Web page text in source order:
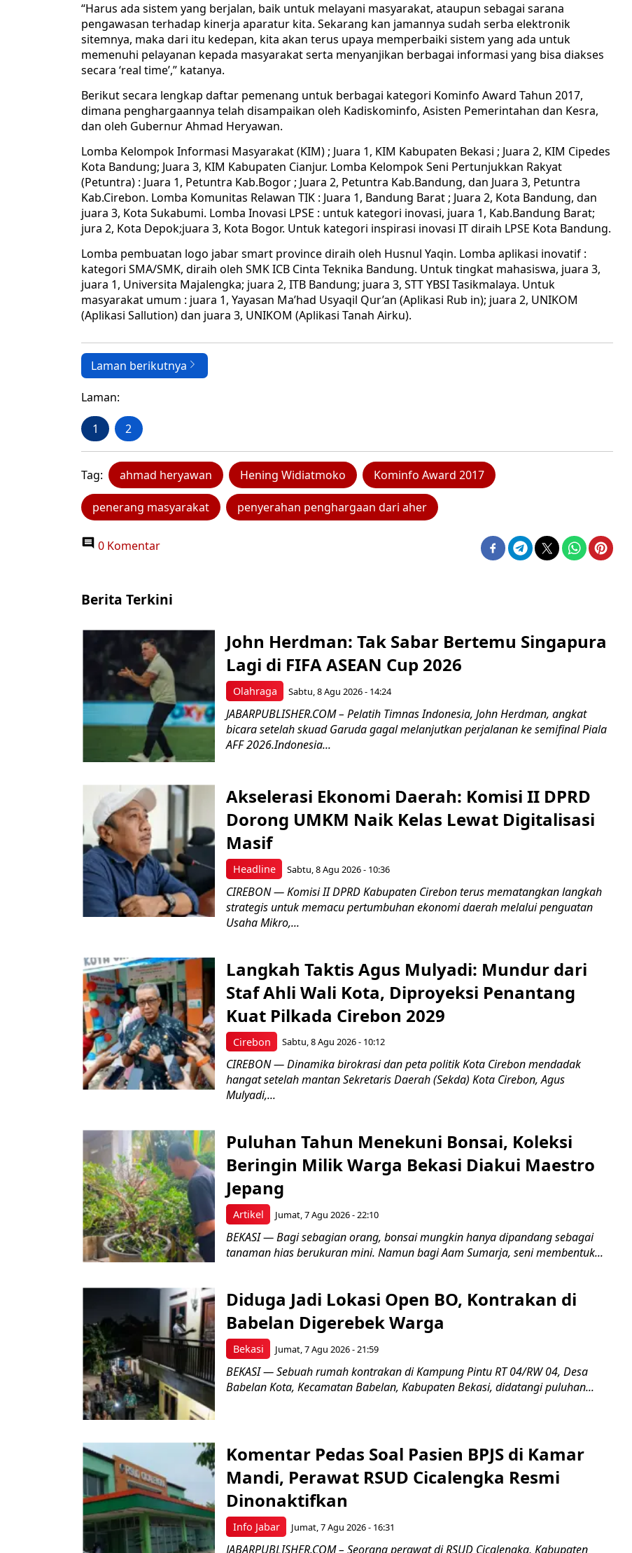
“Harus ada sistem yang berjalan, baik untuk melayani masyarakat, ataupun sebagai sarana
pengawasan terhadap kinerja aparatur kita. Sekarang kan jamannya sudah serba elektronik
sitemnya, maka dari itu kedepan, kita akan terus upaya memperbaiki sistem yang ada untuk
memenuhi pelayanan kepada masyarakat serta menyanjikan berbagai informasi yang bisa diakses
secara ‘real time’,” katanya.
Berikut secara lengkap daftar pemenang untuk berbagai kategori Kominfo Award Tahun 2017,
dimana penghargaannya telah disampaikan oleh Kadiskominfo, Asisten Pemerintahan dan Kesra,
dan oleh Gubernur Ahmad Heryawan.
Lomba Kelompok Informasi Masyarakat (KIM) ; Juara 1, KIM Kabupaten Bekasi ; Juara 2, KIM Cipedes
Kota Bandung; Juara 3, KIM Kabupaten Cianjur. Lomba Kelompok Seni Pertunjukkan Rakyat
(Petuntra) : Juara 1, Petuntra Kab.Bogor ; Juara 2, Petuntra Kab.Bandung, dan Juara 3, Petuntra
Kab.Cirebon. Lomba Komunitas Relawan TIK : Juara 1, Bandung Barat ; Juara 2, Kota Bandung, dan
juara 3, Kota Sukabumi. Lomba Inovasi LPSE : untuk kategori inovasi, juara 1, Kab.Bandung Barat;
jura 2, Kota Depok;juara 3, Kota Bogor. Untuk kategori inspirasi inovasi IT diraih LPSE Kota Bandung.
Lomba pembuatan logo jabar smart province diraih oleh Husnul Yaqin. Lomba aplikasi inovatif :
kategori SMA/SMK, diraih oleh SMK ICB Cinta Teknika Bandung. Untuk tingkat mahasiswa, juara 3,
juara 1, Universita Majalengka; juara 2, ITB Bandung; juara 3, STT YBSI Tasikmalaya. Untuk
masyarakat umum : juara 1, Yayasan Ma’had Usyaqil Qur’an (Aplikasi Rub in); juara 2, UNIKOM
(Aplikasi Sallution) dan juara 3, UNIKOM (Aplikasi Tanah Airku).
Laman berikutnya
Laman:
1 2
Tag: ahmad heryawan Hening Widiatmoko Kominfo Award 2017
penerang masyarakat penyerahan penghargaan dari aher
0 Komentar
Berita Terkini
Olahraga
John Herdman: Tak Sabar Bertemu Singapura
Lagi di FIFA ASEAN Cup 2026
Sabtu, 8 Agu 2026 - 14:24
JABARPUBLISHER.COM – Pelatih Timnas Indonesia, John Herdman, angkat
bicara setelah skuad Garuda gagal melanjutkan perjalanan ke semifinal Piala
AFF 2026.Indonesia...
Headline
Akselerasi Ekonomi Daerah: Komisi II DPRD
Dorong UMKM Naik Kelas Lewat Digitalisasi
Masif
Sabtu, 8 Agu 2026 - 10:36
CIREBON — Komisi II DPRD Kabupaten Cirebon terus mematangkan langkah
strategis untuk memacu pertumbuhan ekonomi daerah melalui penguatan
Usaha Mikro,...
Cirebon
Langkah Taktis Agus Mulyadi: Mundur dari
Staf Ahli Wali Kota, Diproyeksi Penantang
Kuat Pilkada Cirebon 2029
Sabtu, 8 Agu 2026 - 10:12
CIREBON — Dinamika birokrasi dan peta politik Kota Cirebon mendadak
hangat setelah mantan Sekretaris Daerah (Sekda) Kota Cirebon, Agus
Mulyadi,...
Artikel
Puluhan Tahun Menekuni Bonsai, Koleksi
Beringin Milik Warga Bekasi Diakui Maestro
Jepang
Jumat, 7 Agu 2026 - 22:10
BEKASI — Bagi sebagian orang, bonsai mungkin hanya dipandang sebagai
tanaman hias berukuran mini. Namun bagi Aam Sumarja, seni membentuk...
Bekasi
Diduga Jadi Lokasi Open BO, Kontrakan di
Babelan Digerebek Warga
Jumat, 7 Agu 2026 - 21:59
BEKASI — Sebuah rumah kontrakan di Kampung Pintu RT 04/RW 04, Desa
Babelan Kota, Kecamatan Babelan, Kabupaten Bekasi, didatangi puluhan...
Info Jabar
Komentar Pedas Soal Pasien BPJS di Kamar
Mandi, Perawat RSUD Cicalengka Resmi
Dinonaktifkan
Jumat, 7 Agu 2026 - 16:31
JABARPUBLISHER.COM – Seorang perawat di RSUD Cicalengka, Kabupaten